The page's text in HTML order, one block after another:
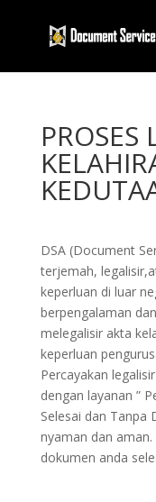
PROSES
DSA (Document
terjemah,
keperluan di luar
berpengalaman
melegalisir akta
keperluan
Percayakan
dengan layanan ”
Selesai dan Tanpa
nyaman dan
dokumen anda